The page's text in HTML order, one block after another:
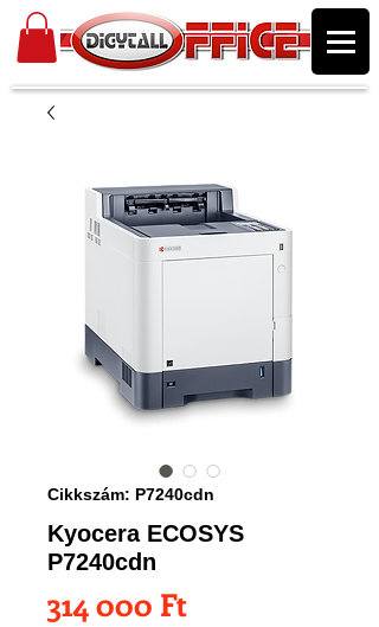
Cikkszám: P7240cdn
Kyocera ECOSYS
P7240cdn
314 000 FtÁr